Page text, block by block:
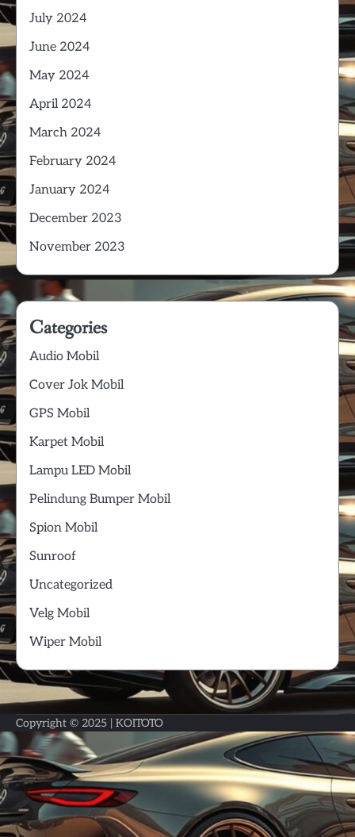
July 2024
June 2024
May 2024
April 2024
March 2024
February 2024
January 2024
December 2023
November 2023
Categories
Audio Mobil
Cover Jok Mobil
GPS Mobil
Karpet Mobil
Lampu LED Mobil
Pelindung Bumper Mobil
Spion Mobil
Sunroof
Uncategorized
Velg Mobil
Wiper Mobil
Copyright © 2025 | KOITOTO